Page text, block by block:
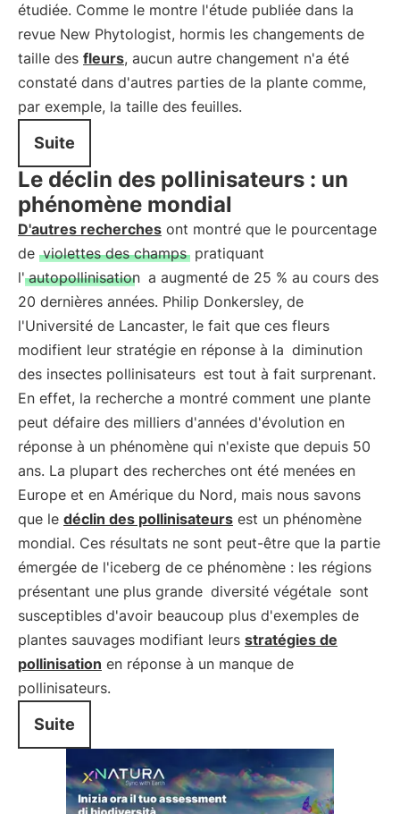
étudiée. Comme le montre l'étude publiée dans la
revue New Phytologist, hormis les changements de
taille des fleurs, aucun autre changement n'a été
constaté dans d'autres parties de la plante comme,
par exemple, la taille des feuilles.
Suite
Le déclin des pollinisateurs : un
phénomène mondial
D'autres recherches ont montré que le pourcentage
de violettes des champs pratiquant
l' autopollinisation a augmenté de 25 % au cours des
20 dernières années. Philip Donkersley, de
l'Université de Lancaster, le fait que ces fleurs
modifient leur stratégie en réponse à la diminution
des insectes pollinisateurs est tout à fait surprenant.
En effet, la recherche a montré comment une plante
peut défaire des milliers d'années d'évolution en
réponse à un phénomène qui n'existe que depuis 50
ans. La plupart des recherches ont été menées en
Europe et en Amérique du Nord, mais nous savons
que le déclin des pollinisateurs est un phénomène
mondial. Ces résultats ne sont peut-être que la partie
émergée de l'iceberg de ce phénomène : les régions
présentant une plus grande diversité végétale sont
susceptibles d'avoir beaucoup plus d'exemples de
plantes sauvages modifiant leurs stratégies de
pollinisation en réponse à un manque de
pollinisateurs.
Suite